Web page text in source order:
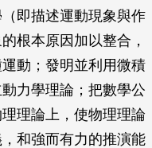
即描述運動現象與作
根本原因加以整合，
動；發明並利用微積
力學理論；把數學公
理論上，使物理理論
和強而有力的推演能